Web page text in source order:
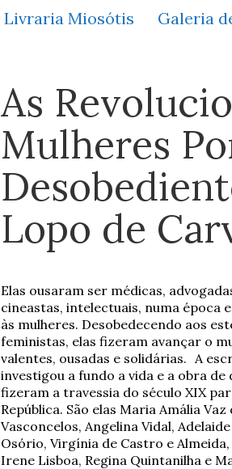
Livraria Miosótis Galeria
As
Mulheres
Lopo de
Elas ousaram ser médicas,
cineastas, intelectuais, numa época
às mulheres. Desobedecendo aos
feministas, elas fizeram avançar o
valentes, ousadas e solidárias. A
investigou a fundo a vida e a obra
fizeram a travessia do século XIX
República. São elas Maria Amália
Vasconcelos, Angelina Vidal,
Osório, Virgínia de Castro e
Irene Lisboa, Regina Quintanilha e